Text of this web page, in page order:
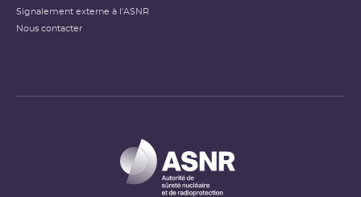
Signalement externe à l'ASNR
Nous contacter